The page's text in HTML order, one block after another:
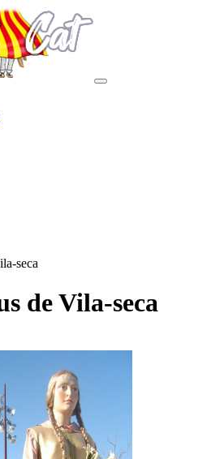
seca
de Vila-seca